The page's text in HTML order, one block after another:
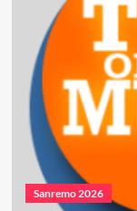
Sanremo 2026